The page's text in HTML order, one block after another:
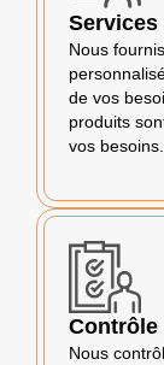
Nous
de vos
produits
vos besoins.
Contrôle
Nous